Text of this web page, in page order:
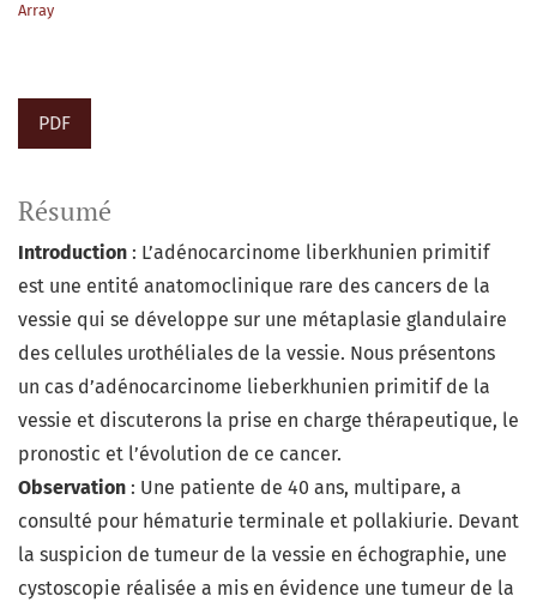
Array
PDF
Résumé
Introduction : L’adénocarcinome liberkhunien primitif
est une entité anatomoclinique rare des cancers de la
vessie qui se développe sur une métaplasie glandulaire
des cellules urothéliales de la vessie. Nous présentons
un cas d’adénocarcinome lieberkhunien primitif de la
vessie et discuterons la prise en charge thérapeutique, le
pronostic et l’évolution de ce cancer.
Observation : Une patiente de 40 ans, multipare, a
consulté pour hématurie terminale et pollakiurie. Devant
la suspicion de tumeur de la vessie en échographie, une
cystoscopie réalisée a mis en évidence une tumeur de la